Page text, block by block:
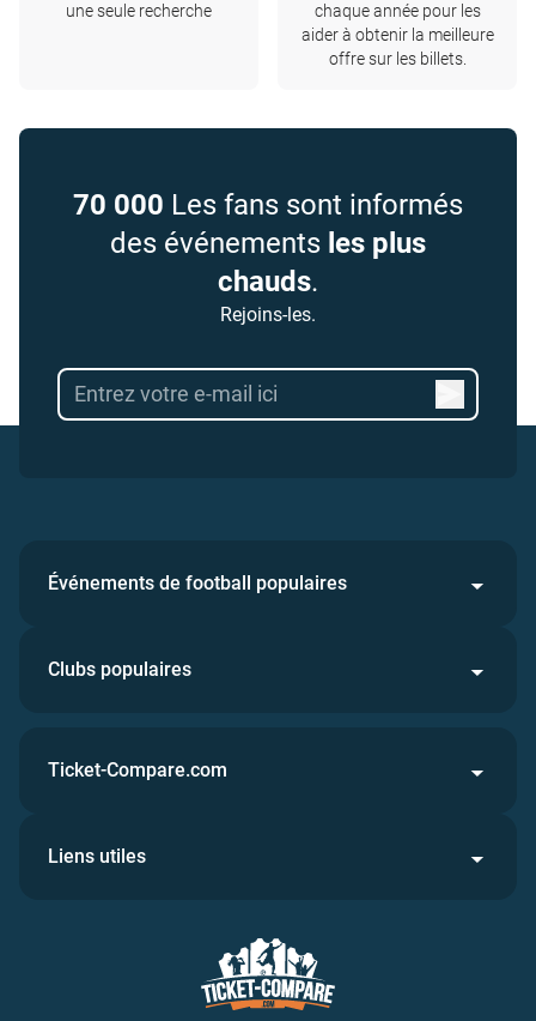
une seule recherche
chaque année pour les
aider à obtenir la meilleure
offre sur les billets.
70 000 Les fans sont informés
des événements les plus
chauds.
Rejoins-les.
Événements de football populaires
Clubs populaires
Ticket-Compare.com
Liens utiles